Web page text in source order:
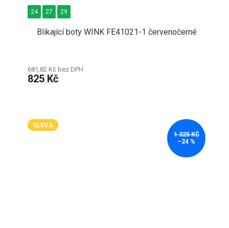
Blikající boty WINK FE41021-1 červenočerné
681,82 Kč bez DPH
825 Kč
24 27 29
SLEVA
1 325 KČ
–24 %